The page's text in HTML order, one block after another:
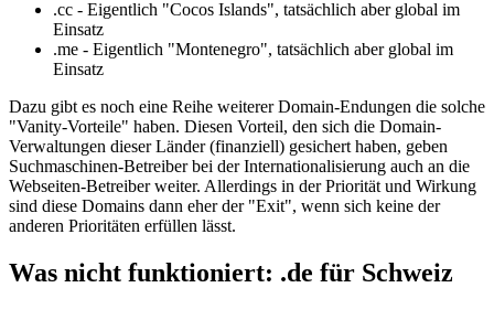
.cc - Eigentlich "Cocos Islands", tatsächlich aber global im
Einsatz
.me - Eigentlich "Montenegro", tatsächlich aber global im
Einsatz
Dazu gibt es noch eine Reihe weiterer Domain-Endungen die solche
"Vanity-Vorteile" haben. Diesen Vorteil, den sich die Domain-
Verwaltungen dieser Länder (finanziell) gesichert haben, geben
Suchmaschinen-Betreiber bei der Internationalisierung auch an die
Webseiten-Betreiber weiter. Allerdings in der Priorität und Wirkung
sind diese Domains dann eher der "Exit", wenn sich keine der
anderen Prioritäten erfüllen lässt.
Was nicht funktioniert: .de für Schweiz